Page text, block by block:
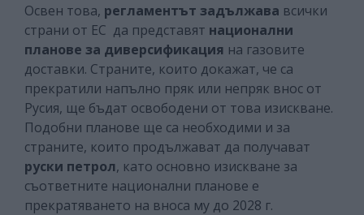
Освен това, регламентът задължава всички
страни от ЕС да представят национални
планове за диверсификация на газовите
доставки. Страните, които докажат, че са
прекратили напълно пряк или непряк внос от
Русия, ще бъдат освободени от това изискване.
Подобни планове ще са необходими и за
страните, които продължават да получават
руски петрол, като основно изискване за
съответните национални планове е
прекратяването на вноса му до 2028 г.